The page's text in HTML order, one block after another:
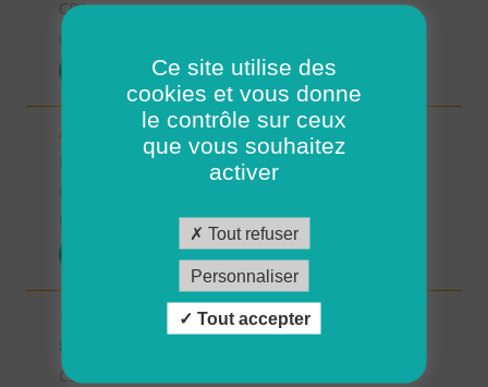
CDI
Aide soignant à domicile - Bouin (H/F)
Technicien d'intervention social et familiale (H/F)
CDI
Ce site utilise des
cookies et vous donne
le contrôle sur ceux
que vous souhaitez
activer
Tout refuser
Personnaliser
Tout accepter